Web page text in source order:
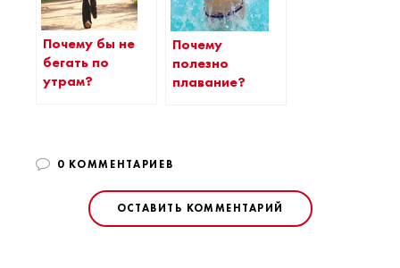
Почему бы не
бегать по
утрам?
Почему
полезно
плавание?
0 КОММЕНТАРИЕВ
ОСТАВИТЬ КОММЕНТАРИЙ